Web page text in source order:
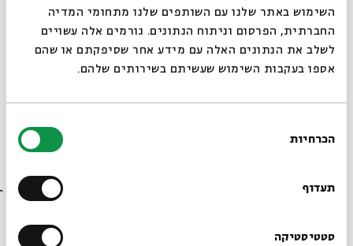
השימוש באתר שלנו עם השותפים שלנו מתחומי המדיה
החברתית, הפרסום וניתוח הנתונים. גורמים אלה עשויים
לשלב את הנתונים האלה עם מידע אחר שסיפקתם או שהם
אספו בעקבות השימוש שעשיתם בשירותים שלהם.
הסכמה
הכרחיות
תעדוף
סטטיסטיקה
סגור